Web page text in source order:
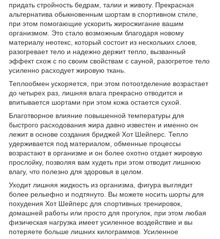
придать стройность бедрам, талии и животу. Прекрасная
альтернатива обыкновенным шортам в спортивном стиле,
при этом помогающие ускорить жиросжигание вашим
организмом. Это стало возможным благодаря новому
материалу неотекс, который состоит из нескольких слоев,
разогревает тело и надежно держит тепло, вызванный
эффект схож с по своим свойствам с сауной, разогретое тело
усиленно расходует жировую ткань.
Теплообмен ускоряется, при этом потоотделение возрастает
до четырех раз, лишняя влага прекрасно отводится и
впитывается шортами при этом кожа остается сухой.
Благотворное влияние повышенной температуры для
быстрого расходования жира давно известен и именно он
лежит в основе создания бриджей Хот Шейперс. Тепло
удерживается под материалом, обменные процессы
возрастают в организме и он более охотно отдает жировую
прослойку, позволяя вам худеть при этом отводит лишнюю
влагу, что полезно для здоровья в целом.
Уходит лишняя жидкость из организма, фигура выглядит
более рельефно и подтянуто. Вы можете носить шорты для
похудения Хот Шейперс для спортивных тренировок,
домашней работы или просто для прогулок, при этом любая
физическая нагрузка имеет усиленное воздействие и вы
потеряете больше лишних килограммов. Усиленное